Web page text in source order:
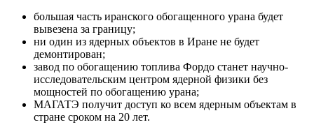
большая часть иранского обогащенного урана будет
вывезена за границу;
ни один из ядерных объектов в Иране не будет
демонтирован;
завод по обогащению топлива Фордо станет научно-
исследовательским центром ядерной физики без
мощностей по обогащению урана;
МАГАТЭ получит доступ ко всем ядерным объектам в
стране сроком на 20 лет.